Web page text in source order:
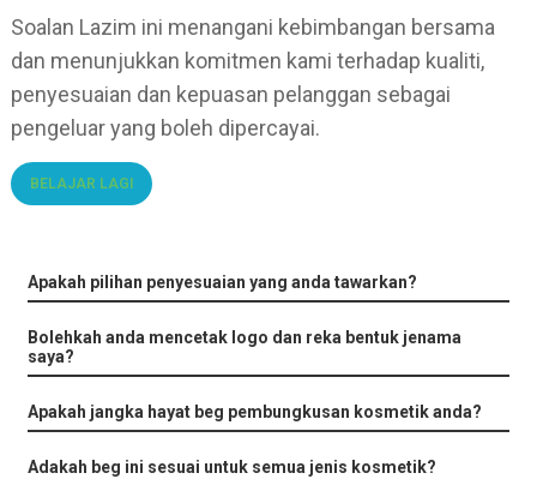
Soalan Lazim ini menangani kebimbangan bersama
dan menunjukkan komitmen kami terhadap kualiti,
penyesuaian dan kepuasan pelanggan sebagai
pengeluar yang boleh dipercayai.
BELAJAR LAGI
Apakah pilihan penyesuaian yang anda tawarkan?
Bolehkah anda mencetak logo dan reka bentuk jenama
saya?
Apakah jangka hayat beg pembungkusan kosmetik anda?
Adakah beg ini sesuai untuk semua jenis kosmetik?